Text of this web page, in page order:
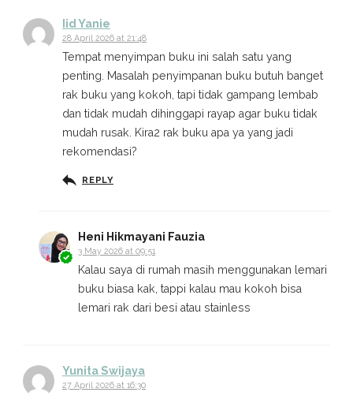
Iid Yanie
28 April 2026 at 21:48
Tempat menyimpan buku ini salah satu yang
penting. Masalah penyimpanan buku butuh banget
rak buku yang kokoh, tapi tidak gampang lembab
dan tidak mudah dihinggapi rayap agar buku tidak
mudah rusak. Kira2 rak buku apa ya yang jadi
rekomendasi?
REPLY
Heni Hikmayani Fauzia
3 May 2026 at 09:51
Kalau saya di rumah masih menggunakan lemari
buku biasa kak, tappi kalau mau kokoh bisa
lemari rak dari besi atau stainless
Yunita Swijaya
27 April 2026 at 16:30